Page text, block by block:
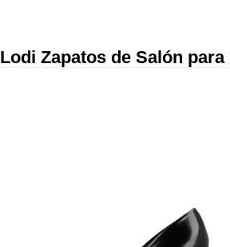
Lodi Zapatos de Salón para